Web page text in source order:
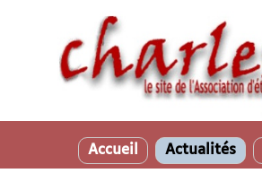
Accueil Actualités